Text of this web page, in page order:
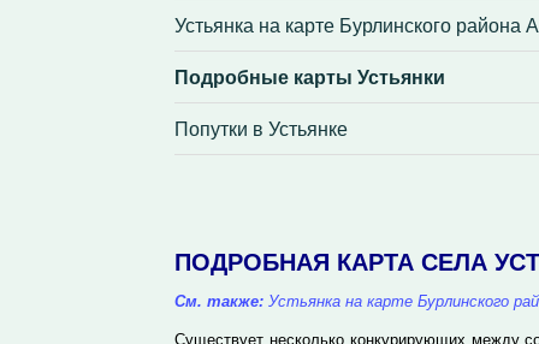
Устьянка на карте Бурлинского района
Подробные карты Устьянки
Попутки в Устьянке
ПОДРОБНАЯ КАРТА СЕЛА
См. также: Устьянка на карте Бурлинского
Существует несколько конкурирующих между